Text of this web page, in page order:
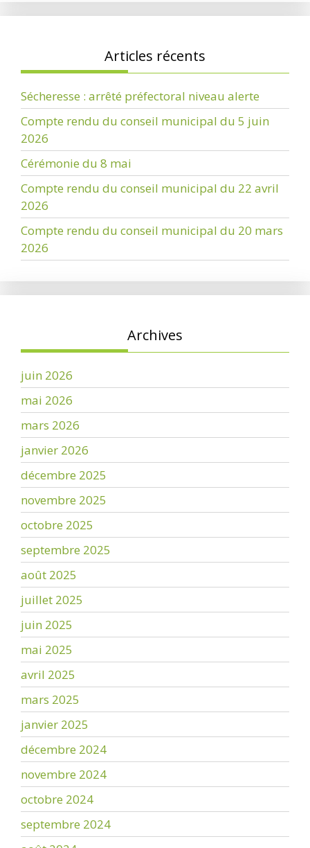
Articles récents
Sécheresse : arrêté préfectoral niveau alerte
Compte rendu du conseil municipal du 5 juin
2026
Cérémonie du 8 mai
Compte rendu du conseil municipal du 22 avril
2026
Compte rendu du conseil municipal du 20 mars
2026
Archives
juin 2026
mai 2026
mars 2026
janvier 2026
décembre 2025
novembre 2025
octobre 2025
septembre 2025
août 2025
juillet 2025
juin 2025
mai 2025
avril 2025
mars 2025
janvier 2025
décembre 2024
novembre 2024
octobre 2024
septembre 2024